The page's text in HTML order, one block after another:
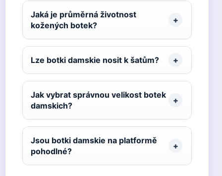
Jaká je průměrná životnost
kožených botek?
Lze botki damskie nosit k šatům?
Jak vybrat správnou velikost botek
damskich?
Jsou botki damskie na platformě
pohodlné?